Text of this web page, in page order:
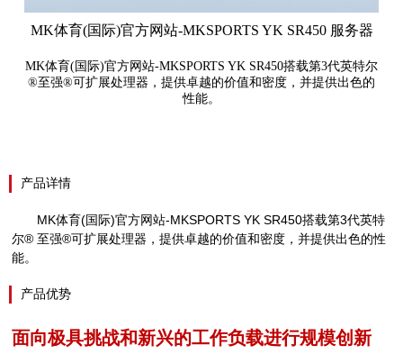
MK体育(国际)官方网站-MKSPORTS YK SR450 服务器
MK体育(国际)官方网站-MKSPORTS YK SR450搭载第3代英特尔
®至强®可扩展处理器，提供卓越的价值和密度，并提供出色的
性能。
产品详情
MK体育(国际)官方网站-MKSPORTSYK SR450搭载第3代英特
尔®至强®可扩展处理器，提供卓越的价值和密度，并提供出色的性
能。
产品优势
面向极具挑战和新兴的工作负载进行规模创新